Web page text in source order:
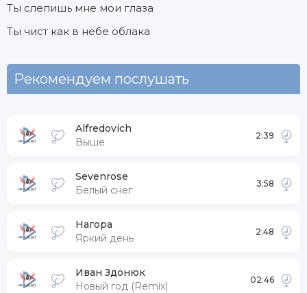
Ты слепишь мне мои глаза
Ты чист как в небе облака
Рекомендуем послушать
Alfredovich
Выше
2:39
Sevenrose
Белый снег
3:58
Нагора
Яркий день
2:48
Иван Здонюк
Новый год (Remix)
02:46